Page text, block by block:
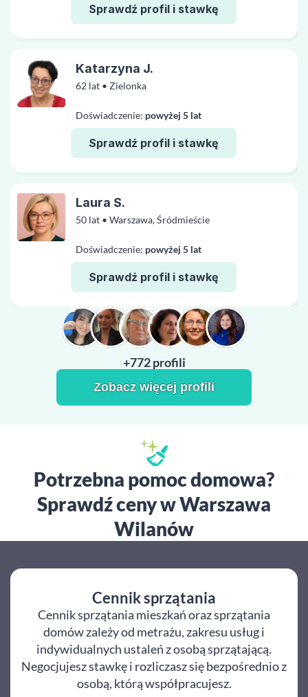
Sprawdź profil i stawkę
62 lat • Zielonka
Doświadczenie: powyżej 5 lat
Sprawdź profil i stawkę
Katarzyna J.
50 lat • Warszawa, Śródmieście
Doświadczenie: powyżej 5 lat
Sprawdź profil i stawkę
Laura S.
+772 profili
Zobacz więcej profili
Potrzebna pomoc domowa?
Sprawdź ceny w Warszawa
Wilanów
Cennik sprzątania
Cennik sprzątania mieszkań oraz sprzątania
domów zależy od metrażu, zakresu usług i
indywidualnych ustaleń z osobą sprzątającą.
Negocjujesz stawkę i rozliczasz się bezpośrednio z
osobą, którą współpracujesz.